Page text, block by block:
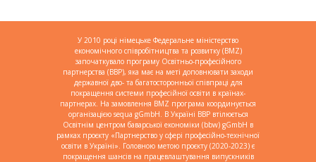
У 2010 році німецьке Федеральне міністерство
економічного співробітництва та розвитку (BMZ)
започаткувало програму Освітньо-професійного
партнерства (BBP), яка має на меті доповнювати заходи
державної дво- та багатосторонньої співпраці для
покращення системи професійної освіти в країнах-
партнерах. На замовлення BMZ програма координується
організацією sequa gGmbH. В Україні BBP втілюється
Освітнім центром баварської економіки (bbw) gGmbH в
рамках проєкту «Партнерство у сфері професійно-технічної
освіти в Україні». Головною метою проєкту (2020-2023) є
покращення шансів на працевлаштування випускників